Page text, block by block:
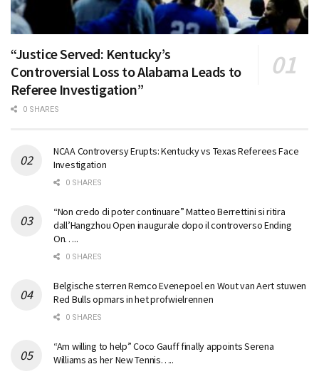
“Justice Served: Kentucky’s
Controversial Loss to Alabama Leads to
Referee Investigation”
0 SHARES
NCAA Controversy Erupts: Kentucky vs Texas Referees Face
Investigation
0 SHARES
“Non credo di poter continuare” Matteo Berrettini si ritira
dall’Hangzhou Open inaugurale dopo il controverso Ending
On…..
0 SHARES
Belgische sterren Remco Evenepoel en Wout van Aert stuwen
Red Bulls opmars in het profwielrennen
0 SHARES
“Am willing to help” Coco Gauff finally appoints Serena
Williams as her New Tennis…..